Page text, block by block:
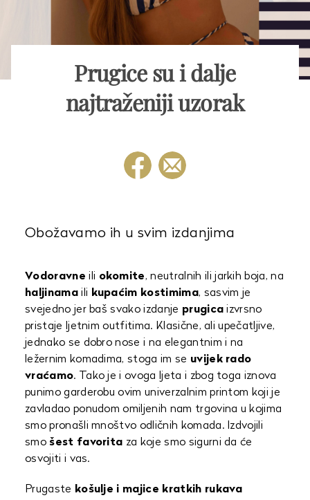
Prugice su i dalje
najtraženiji uzorak
Obožavamo ih u svim izdanjima
Vodoravne ili okomite, neutralnih ili jarkih boja, na
haljinamaili kupaćim kostimima, sasvim je
svejedno jer baš svako izdanje prugica izvrsno
pristaje ljetnim outfitima. Klasične, ali upečatljive,
jednako se dobro nose i na elegantnim i na
ležernim komadima, stoga im se uvijek rado
vraćamo. Tako je i ovoga ljeta i zbog toga iznova
punimo garderobu ovim univerzalnim printom koji je
zavladao ponudom omiljenih nam trgovina u kojima
smo pronašli mnoštvo odličnih komada. Izdvojili
smo šest favorita za koje smo sigurni da će
osvojiti i vas.
Prugaste košulje i majice kratkih rukava